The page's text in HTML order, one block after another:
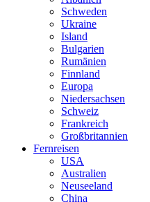
Schweden
Ukraine
Island
Bulgarien
Rumänien
Finnland
Europa
Niedersachsen
Schweiz
Frankreich
Großbritannien
Fernreisen
USA
Australien
Neuseeland
China